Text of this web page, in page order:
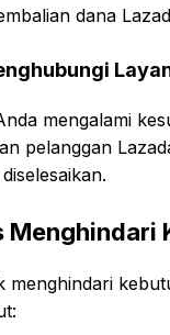
dana
mengalami
pelanggan
Menghindari
menghindari